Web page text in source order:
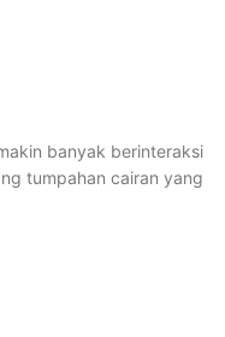
banyak berinteraksi
tumpahan cairan yang